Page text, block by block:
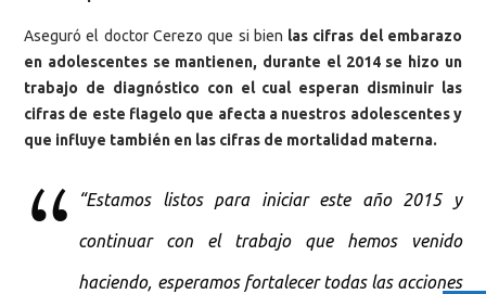
Aseguró el doctor Cerezo que si bien las cifras del embarazo
en adolescentes se mantienen, durante el 2014 se hizo un
trabajo de diagnóstico con el cual esperan disminuir las
cifras de este flagelo que afecta a nuestros adolescentes y
que influye también en las cifras de mortalidad materna.
“Estamos listos para iniciar este año 2015 y
continuar con el trabajo que hemos venido
haciendo, esperamos fortalecer todas las acciones